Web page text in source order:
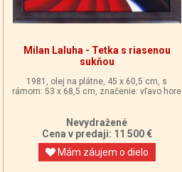
Milan Laluha - Tetka s riasenou
sukňou
1981, olej na plátne, 45 x 60,5 cm, s
rámom: 53 x 68,5 cm, značenie: vľavo hore
Nevydražené
Cena v predaji: 11 500 €
Mám záujem o dielo